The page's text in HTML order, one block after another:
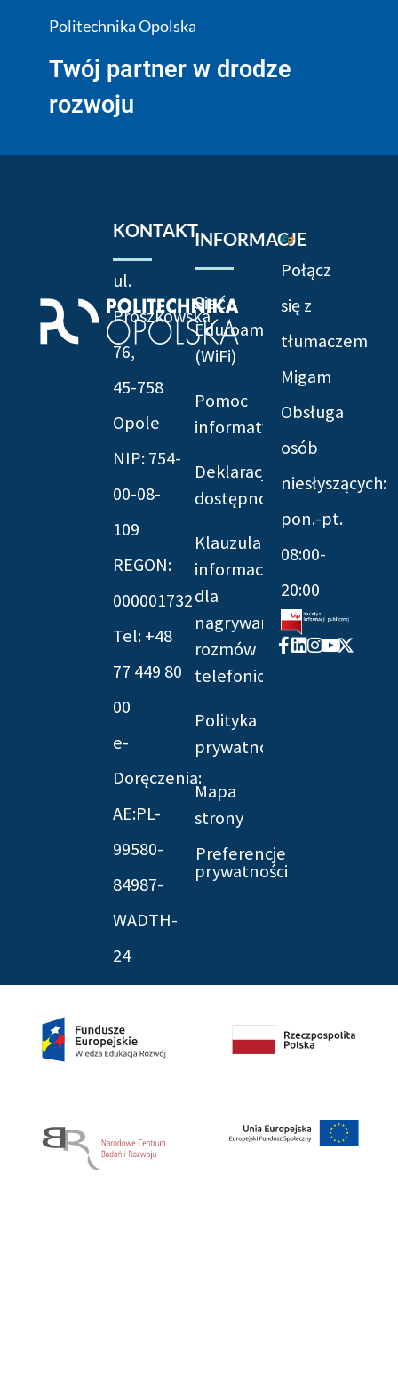
Politechnika Opolska
Twój partner w drodze
rozwoju
KONTAKT
ul.
Prószkowska
76,
45-758
Opole
NIP: 754-
00-08-
109
REGON:
000001732
Tel: +48
77 449 80
00
e-
Doręczenia:
AE:PL-
99580-
84987-
WADTH-
24
INFORMACJE
Sieć
Eduroam
(WiFi)
Pomoc
informatyczna
Deklaracja
dostępności
Klauzula
informacyjna
dla
nagrywania
rozmów
telefonicznych
Polityka
prywatności
Mapa
strony
Preferencje
prywatności
Połącz
się z
tłumaczem
Migam
Obsługa
osób
niesłyszących:
pon.-pt.
08:00-
20:00
Facebook-
f
Linkedin
Instagram
Youtube
X-